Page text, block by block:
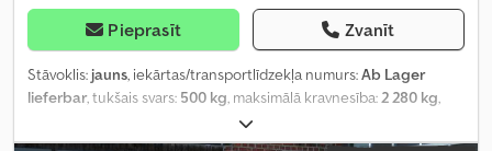
Pieprasīt Zvanīt
Stāvoklis: jauns, iekārtas/transportlīdzekļa numurs:Ab Lager
lieferbar, tukšais svars: 500 kg, maksimālā kravnesība:2 280 kg,
, asu konfigurācija:
reģistrācija:03/2024, nākamā pārbaude (TÜV):03/2026, krautuves